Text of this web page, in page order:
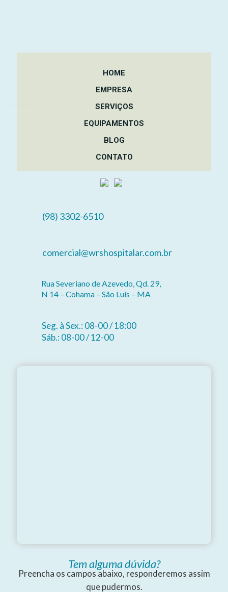
HOME
EMPRESA
SERVIÇOS
EQUIPAMENTOS
BLOG
CONTATO
(98) 3302-6510
comercial@wrshospitalar.com.br
Rua Severiano de Azevedo, Qd. 29,
N 14 – Cohama – São Luís – MA
Seg. à Sex.: 08-00 / 18:00
Sáb.: 08-00 / 12-00
Tem alguma dúvida?
Preencha os campos abaixo, responderemos assim
que pudermos.